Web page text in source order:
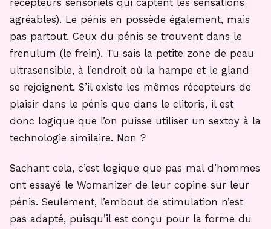
récepteurs sensoriels qui captent les sensations
agréables). Le pénis en possède également, mais
pas partout. Ceux du pénis se trouvent dans le
frenulum (le frein). Tu sais la petite zone de peau
ultrasensible, à l’endroit où la hampe et le gland
se rejoignent. S’il existe les mêmes récepteurs de
plaisir dans le pénis que dans le clitoris, il est
donc logique que l’on puisse utiliser un sextoy à la
technologie similaire. Non ?
Sachant cela, c’est logique que pas mal d’hommes
ont essayé le Womanizer de leur copine sur leur
pénis. Seulement, l’embout de stimulation n’est
pas adapté, puisqu’il est conçu pour la forme du